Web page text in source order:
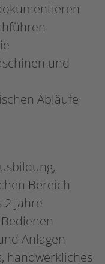
und
Abläufe
Bereich
Jahre
Anlagen
handwerkliches